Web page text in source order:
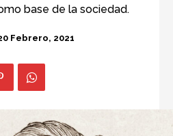
base de la sociedad.
Febrero, 2021